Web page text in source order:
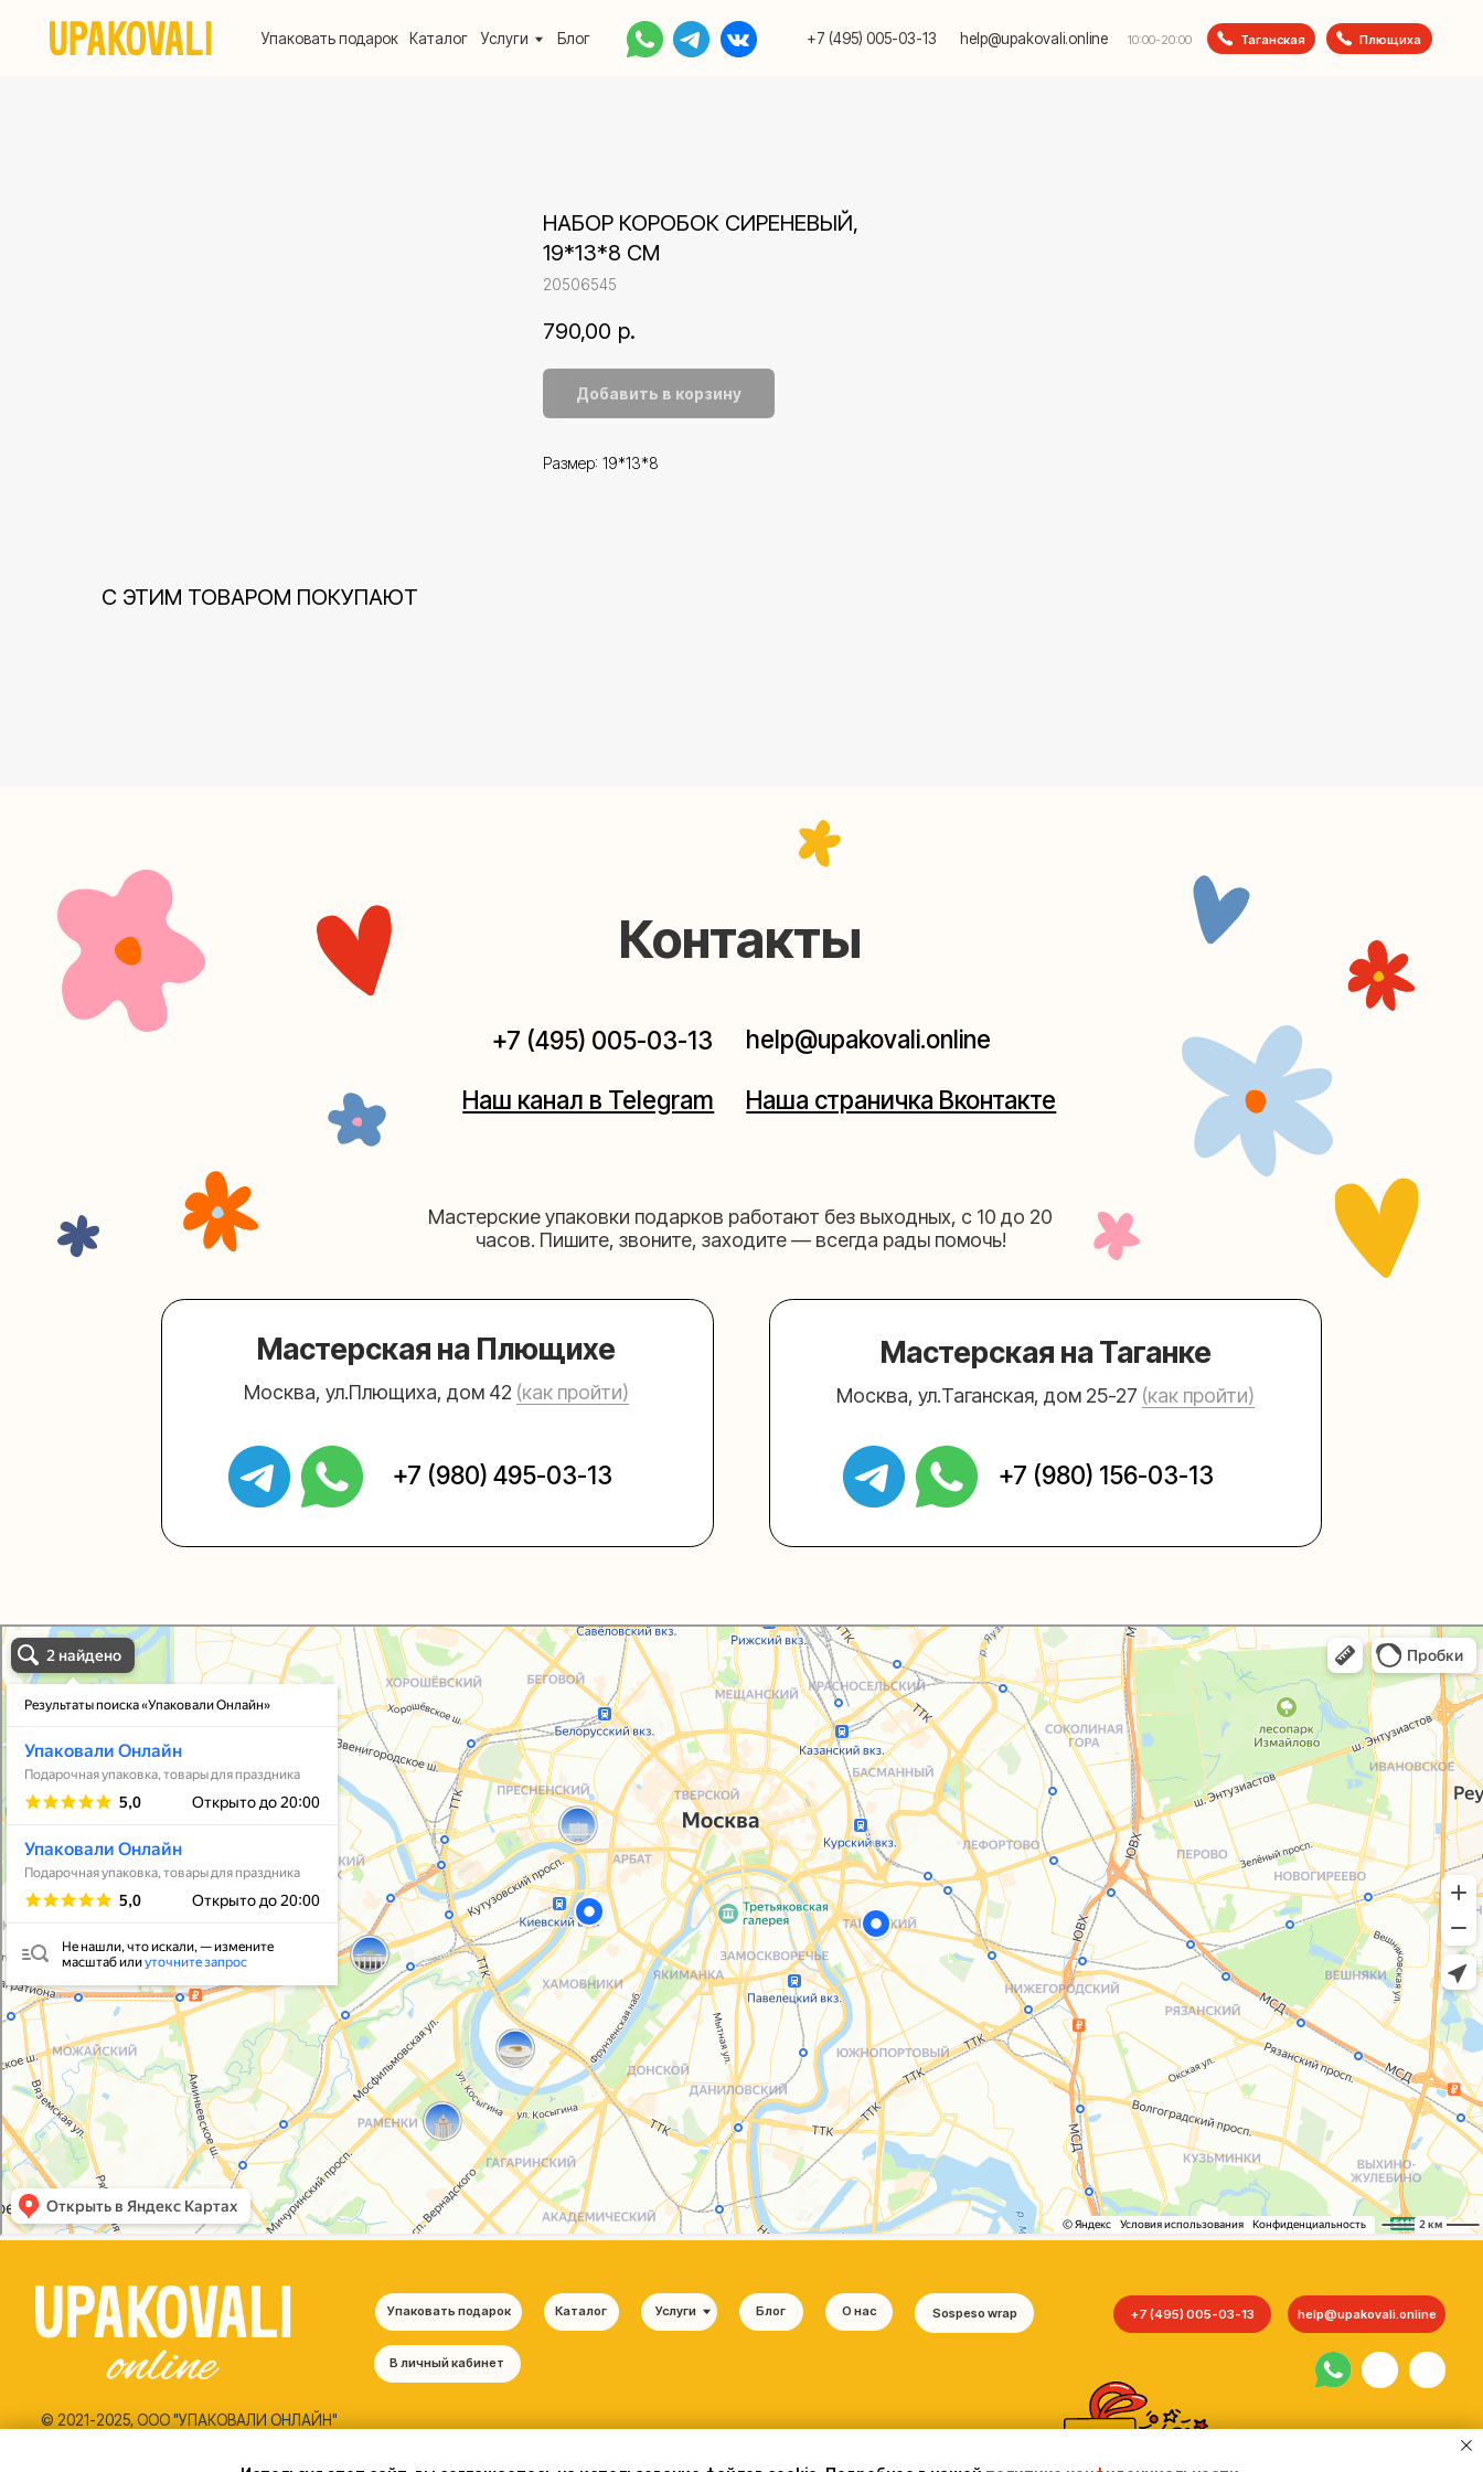
+7 (495) 005-03-13 10:00-20:00
Упаковать подарок Каталог Услуги Блог help@upakovali.online Таганская Плющиха
НАБОР КОРОБОК СИРЕНЕВЫЙ,
19*13*8 СМ
20506545
790,00 р.
Добавить в корзину
Размер: 19*13*8
С ЭТИМ ТОВАРОМ ПОКУПАЮТ
Мастерские упаковки подарков работают без выходных, с 10 до 20
часов. Пишите, звоните, заходите — всегда рады помочь!
Москва, ул.Плющиха, дом 42 (как пройти) Москва, ул.Таганская, дом 25-27 (как пройти)
Мастерская на Плющихе Мастерская на Таганке
+7 (495) 005-03-13 help@upakovali.online
Упаковали Онлайн в Москве
Москва
Согласие на обработку персональных данных
Политика конфиденциальности
© 2021-2025, ООО "УПАКОВАЛИ ОНЛАЙН"
Сайт разработалаbogachevas
help@upakovali.online
Sospeso wrap
Услуги Блог
Каталог
Упаковать подарок
В личный кабинет
+7 (495) 005-03-13